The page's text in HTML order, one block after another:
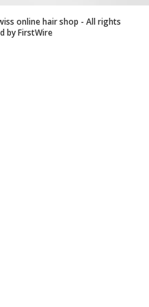
online hair shop - All rights
byFirstWire